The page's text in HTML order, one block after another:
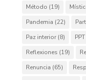
Método (19)
Pandemia (22)
Paz interior(8) PPT
Reflexiones (19)
Renuncia (65)